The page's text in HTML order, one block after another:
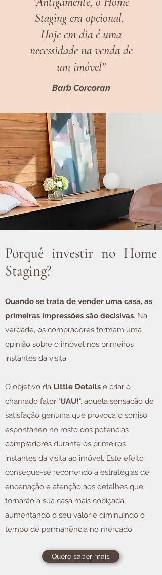
Staging era opcional.
Hoje em dia é uma
necessidade na venda de
um imóvel"
Barb Corcoran
Porquê investir no Home
Staging?
Quando se trata de vender uma casa, as
primeiras impressões são decisivas. Na
verdade, os compradores formam uma
opinião sobre o imóvel nos primeiros
instantes da visita.
O objetivo da Little Details é criar o
chamado fator "UAU!", aquela sensação de
satisfação genuína que provoca o sorriso
espontâneo no rosto dos potencias
compradores durante os primeiros
instantes da visita ao imóvel. Este efeito
consegue-se recorrendo a estratégias de
encenação e atenção aos detalhes que
tornarão a sua casa mais cobiçada,
aumentando o seu valor e diminuindo o
tempo de permanência no mercado.
Quero saber mais